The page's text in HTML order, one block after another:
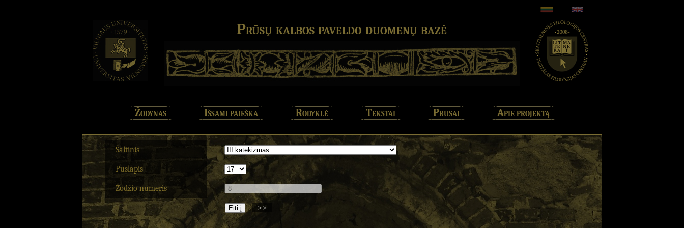
Prūsų kalbos paveldo duomenų bazė
Žodynas Išsami paieška Rodyklė Tekstai Prūsai Apie projektą
Šaltinis
Puslapis
Žodžio numeris
>>